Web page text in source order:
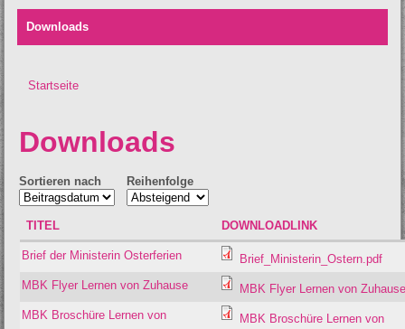
Downloads
Startseite
Downloads
Sortieren nach Reihenfolge
TITEL DOWNLOADLINK
Brief der Ministerin Osterferien
Brief_Ministerin_Ostern.pdf
MBK Flyer Lernen von Zuhause
MBK Flyer Lernen von
MBK Broschüre Lernen von
MBK Broschüre Lernen von